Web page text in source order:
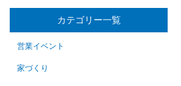
カテゴリー一覧
営業イベント
家づくり